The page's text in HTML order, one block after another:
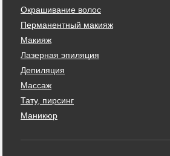
Окрашивание волос
Перманентный макияж
Макияж
Лазерная эпиляция
Депиляция
Массаж
Тату, пирсинг
Маникюр